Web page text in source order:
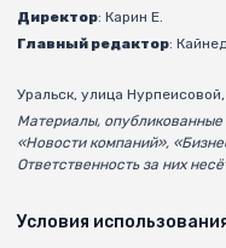
Директор: Карин Е.
Главный редактор:
Уральск, улица
Материалы,
«Новости компаний»,
Ответственность за них
Условия